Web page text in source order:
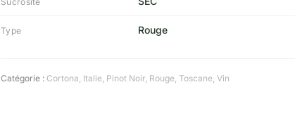
Type Rouge
Catégorie : Cortona, Italie, Pinot Noir, Rouge, Toscane, Vin